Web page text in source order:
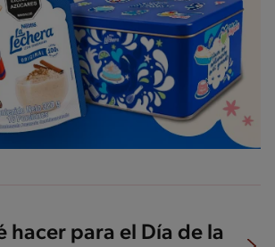
hacer para el Día de la